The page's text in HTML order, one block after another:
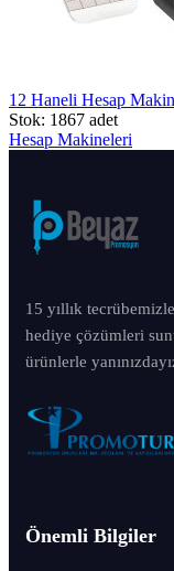
12 Haneli Hesap
Stok: 1867 adet
Hesap Makineleri
15 yıllık
hediye çözümleri
ürünlerle
Önemli Bilgiler